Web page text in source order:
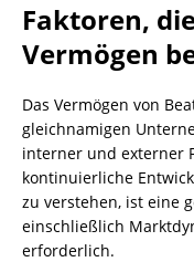
Faktoren,
Vermögen
Das Vermögen von
gleichnamigen
interner und externer
kontinuierliche
zu verstehen, ist eine
einschließlich
erforderlich.